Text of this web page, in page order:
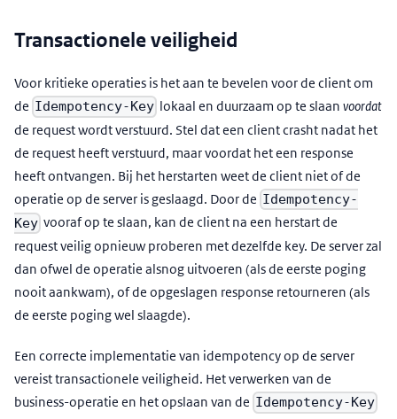
Transactionele veiligheid
Voor kritieke operaties is het aan te bevelen voor de client om
de Idempotency-Key lokaal en duurzaam op te slaanvoordat
de request wordt verstuurd. Stel dat een client crasht nadat het
de request heeft verstuurd, maar voordat het een response
heeft ontvangen. Bij het herstarten weet de client niet of de
operatie op de server is geslaagd. Door de Idempotency-
Key vooraf op te slaan, kan de client na een herstart de
request veilig opnieuw proberen met dezelfde key. De server zal
dan ofwel de operatie alsnog uitvoeren (als de eerste poging
nooit aankwam), of de opgeslagen response retourneren (als
de eerste poging wel slaagde).
Een correcte implementatie van idempotency op de server
vereist transactionele veiligheid. Het verwerken van de
business-operatie en het opslaan van de Idempotency-Key